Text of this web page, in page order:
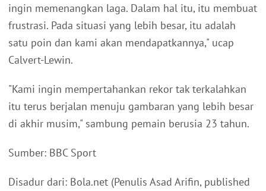
ingin memenangkan laga. Dalam hal itu, itu membuat
frustrasi. Pada situasi yang lebih besar, itu adalah
satu poin dan kami akan mendapatkannya," ucap
Calvert-Lewin.
"Kami ingin mempertahankan rekor tak terkalahkan
itu terus berjalan menuju gambaran yang lebih besar
di akhir musim," sambung pemain berusia 23 tahun.
Sumber: BBC Sport
Disadur dari: Bola.net (Penulis Asad Arifin, published